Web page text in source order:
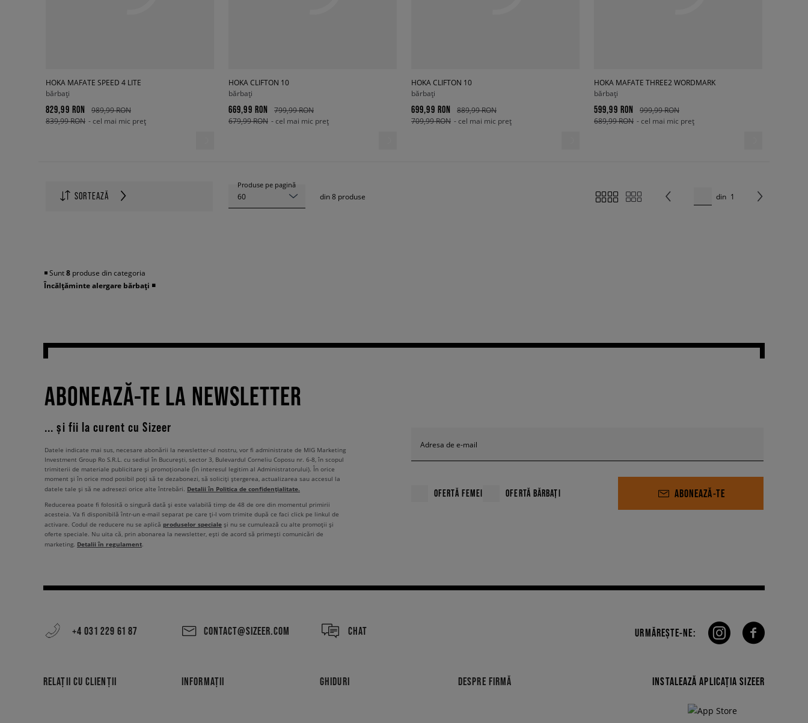
HOKA MAFATE SPEED 4 LITE
bărbați
829,99 RON
989,99 RON
839,99 RON - cel mai mic preț
HOKA CLIFTON 10
bărbați
669,99 RON
799,99 RON
679,99 RON - cel mai mic preț
HOKA CLIFTON 10
bărbați
699,99 RON
889,99 RON
709,99 RON - cel mai mic preț
HOKA MAFATE THREE2 WORDMARK
bărbați
599,99 RON
999,99 RON
689,99 RON - cel mai mic preț
SORTEAZĂ
Produse pe pagină
60 din8 produse din 1
◾️ Sunt8 produse din categoria
Încălțăminte alergare bărbați ◾️
ABONEAZĂ-TE LA NEWSLETTER
... și fii la curent cu Sizeer
Adresa de e-mail
OFERTĂ FEMEI OFERTĂ BĂRBAȚI ABONEAZĂ-TE
Datele indicate mai sus, necesare abonării la newsletter-ul nostru, vor fi administrate de MIG Marketing
Investment Group Ro S.R.L. cu sediul în București, sector 3, Bulevardul Corneliu Coposu nr. 6-8, în scopul
trimiterii de materiale publicitare și promoționale (în interesul legitim al Administratorului). În orice
moment și în orice mod posibil poți să te dezabonezi, să soliciți ștergerea, actualizarea sau accesul la
datele tale și să ne adresezi orice alte întrebări. Detalii în Politica de confidențialitate.
Reducerea poate fi folosită o singură dată și este valabilă timp de 48 de ore din momentul primirii
acesteia. Va fi disponibilă într-un e-mail separat pe care ți-l vom trimite după ce faci click pe linkul de
activare. Codul de reducere nu se aplică produselor speciale și nu se cumulează cu alte promoții și
oferte speciale. Nu uita că, prin abonarea la newsletter, ești de acord să primești comunicări de
marketing. Detalii în regulament.
+4 031 229 61 87 CONTACT@SIZEER.COM CHAT
RELAȚII CU CLIENȚII INFORMAȚII GHIDURI DESPRE FIRMĂ
URMĂREȘTE-NE:
INSTALEAZĂ APLICAȚIA SIZEER